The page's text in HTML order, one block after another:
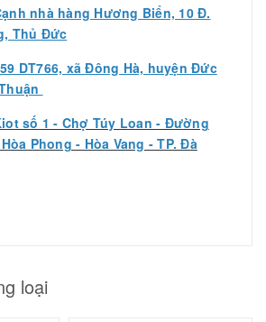
nhà hàng Hương Biển, 10 Đ.
Thủ Đức
DT766, xã Đông Hà, huyện Đức
số 1 - Chợ Túy Loan - Đường
Phong - Hòa Vang - TP. Đà
loại